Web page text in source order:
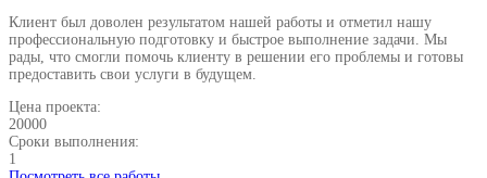
Клиент был доволен результатом нашей работы и отметил нашу
профессиональную подготовку и быстрое выполнение задачи. Мы
рады, что смогли помочь клиенту в решении его проблемы и готовы
предоставить свои услуги в будущем.
Цена проекта:
20000
Сроки выполнения:
1